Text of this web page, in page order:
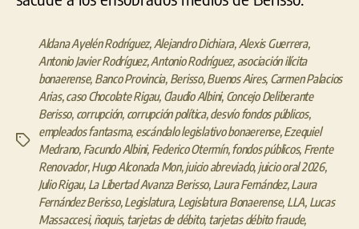
Etiquetas
Aldana Ayelén Rodríguez, Alejandro Dichiara, Alexis Guerrera,
Antonio Javier Rodríguez,Antonio Rodríguez, asociación ilícita
bonaerense, Banco Provincia, Berisso,Buenos Aires, Carmen Palacios
Arias,caso Chocolate Rigau, Claudio Albini, Concejo Deliberante
Berisso, corrupción, corrupción política,desvío fondos públicos,
empleados fantasma, escándalo legislativo bonaerense,Ezequiel
Medrano, Facundo Albini, Federico Otermín,fondos públicos, Frente
Renovador,Hugo Alconada Mon,juicio abreviado, juicio oral 2026,
Julio Rigau, La Libertad Avanza Berisso, Laura Fernández,Laura
Fernández Berisso,Legislatura, Legislatura Bonaerense, LLA, Lucas
Massaccesi, ñoquis, tarjetas de débito, tarjetas débito fraude,